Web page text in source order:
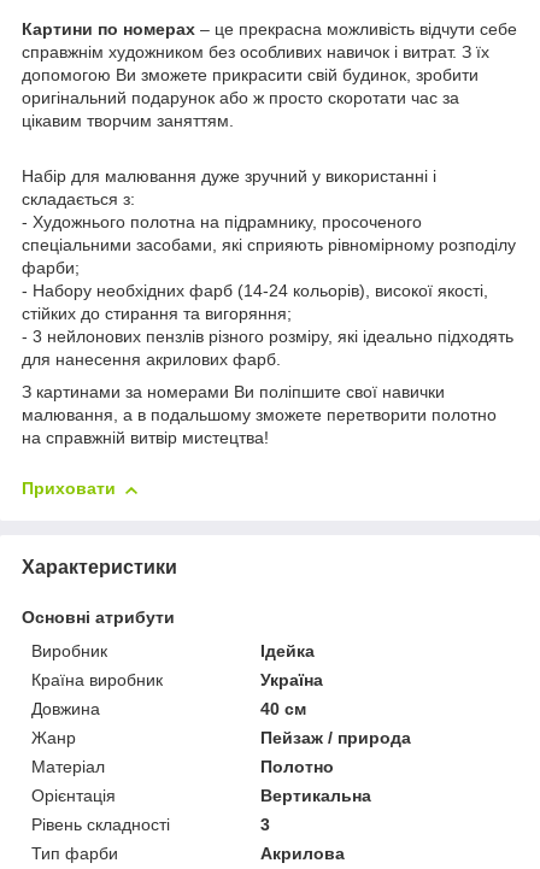
Картини по номерах – це прекрасна можливість відчути себе
справжнім художником без особливих навичок і витрат. З їх
допомогою Ви зможете прикрасити свій будинок, зробити
оригінальний подарунок або ж просто скоротати час за
цікавим творчим заняттям.
Набір для малювання дуже зручний у використанні і
складається з:
- Художнього полотна на підрамнику, просоченого
спеціальними засобами, які сприяють рівномірному розподілу
фарби;
- Набору необхідних фарб (14-24 кольорів), високої якості,
стійких до стирання та вигоряння;
- 3 нейлонових пензлів різного розміру, які ідеально підходять
для нанесення акрилових фарб.
З картинами за номерами Ви поліпшите свої навички
малювання, а в подальшому зможете перетворити полотно
на справжній витвір мистецтва!
Приховати
Характеристики
Основні атрибути
Виробник
Ідейка
Країна виробник
Україна
Довжина
40 см
Жанр
Пейзаж / природа
Матеріал
Полотно
Орієнтація
Вертикальна
Рівень складності
3
Тип фарби
Акрилова